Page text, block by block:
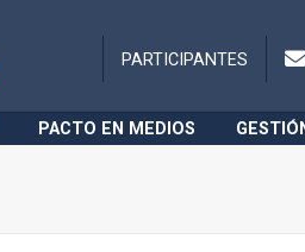
PARTICIPANTES
PACTO EN MEDIOS